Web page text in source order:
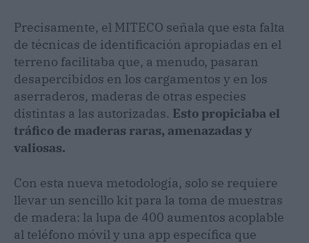
Precisamente, el MITECO señala que esta falta
de técnicas de identificación apropiadas en el
terreno facilitaba que, a menudo, pasaran
desapercibidos en los cargamentos y en los
aserraderos, maderas de otras especies
distintas a las autorizadas. Esto propiciaba el
tráfico de maderas raras, amenazadas y
valiosas.
Con esta nueva metodología, solo se requiere
llevar un sencillo kit para la toma de muestras
de madera: la lupa de 400 aumentos acoplable
al teléfono móvil y una app específica que